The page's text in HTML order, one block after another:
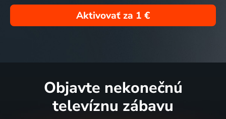
Aktivovať za 1 €
Objavte nekonečnú
televíznu zábavu